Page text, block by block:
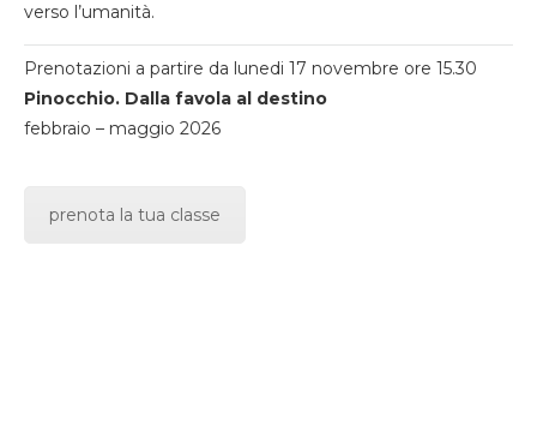
verso l’umanità.
Prenotazioni a partire da lunedi 17 novembre ore 15.30
Pinocchio. Dalla favola al destino
febbraio – maggio 2026
prenota la tua classe